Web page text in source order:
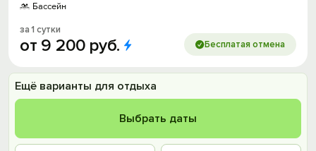
Бассейн
за 1 сутки
от 9 200 руб. Бесплатая отмена
Ещё варианты для отдыха
Выбрать даты